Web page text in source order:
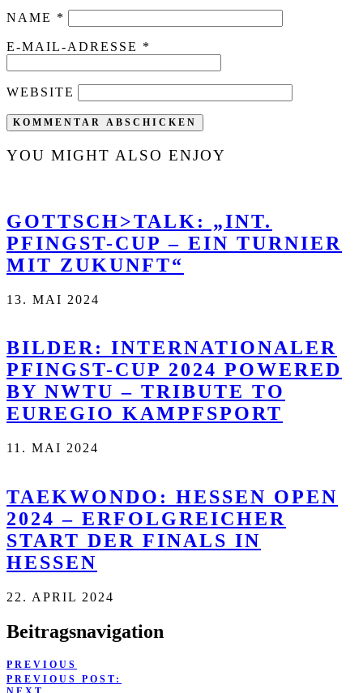
NAME *
E-MAIL-ADRESSE *
WEBSITE
YOU MIGHT ALSO ENJOY
GOTTSCH>TALK: „INT.
PFINGST-CUP – EIN TURNIER
MIT ZUKUNFT“
13. MAI 2024
BILDER: INTERNATIONALER
PFINGST-CUP 2024 POWERED
BY NWTU – TRIBUTE TO
EUREGIO KAMPFSPORT
11. MAI 2024
TAEKWONDO: HESSEN OPEN
2024 – ERFOLGREICHER
START DER FINALS IN
HESSEN
22. APRIL 2024
Beitragsnavigation
PREVIOUS
PREVIOUS POST: